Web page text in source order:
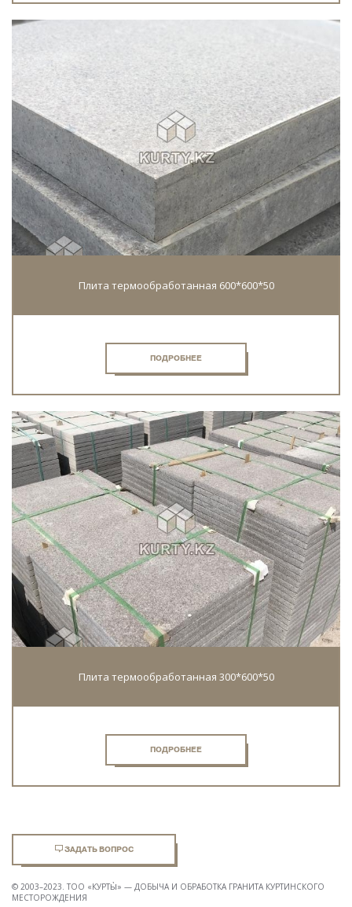
Плита термообработанная 600*600*50
ПОДРОБНЕЕ
Плита термообработанная 300*600*50
ПОДРОБНЕЕ
ЗАДАТЬ ВОПРОС
© 2003–2023. ТОО «КУРТЫ̀» — ДОБЫЧА И ОБРАБОТКА ГРАНИТА КУРТИНСКОГО
МЕСТОРОЖДЕНИЯ